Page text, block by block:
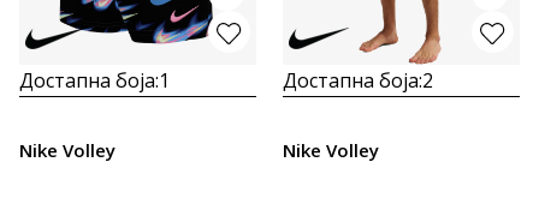
Достапна боја:1
Nike Volley
Достапна боја:2
Nike Volley